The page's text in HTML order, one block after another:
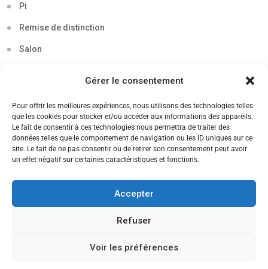
Gérer le consentement
Pour offrir les meilleures expériences, nous utilisons des technologies telles
que les cookies pour stocker et/ou accéder aux informations des appareils.
Le fait de consentir à ces technologies nous permettra de traiter des
données telles que le comportement de navigation ou les ID uniques sur ce
site. Le fait de ne pas consentir ou de retirer son consentement peut avoir
un effet négatif sur certaines caractéristiques et fonctions.
Accepter
Refuser
Voir les préférences
Pi
Remise de distinction
Salon
Soirée
Sortie découverte
Tau
Témoignage
CANDIDATEZ MAINTENANT